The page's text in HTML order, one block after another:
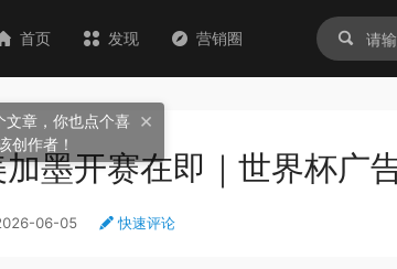
首页 发现 营销圈
墨开赛在即｜世界杯广
06-05 快速评论
文章，你也点个喜
创作者！
×